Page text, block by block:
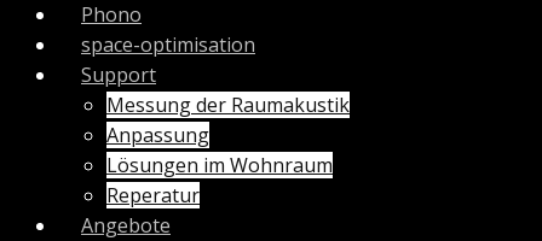
Phono
space-optimisation
Support
Messung der Raumakustik
Anpassung
Lösungen im Wohnraum
Reperatur
Angebote